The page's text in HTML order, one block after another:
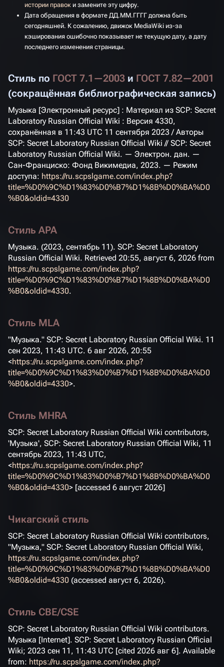
истории правок и замените эту цифру.
Дата обращения в формате ДД.ММ.ГГГГ должна быть
сегодняшней. К сожалению, движок MediaWiki из-за
кэширования ошибочно показывает не текущую дату, а дату
последнего изменения страницы.
Стиль по ГОСТ 7.1—2003 и ГОСТ 7.82—2001
(сокращённая библиографическая запись)
Музыка [Электронный ресурс] : Материал из SCP: Secret
Laboratory Russian Official Wiki : Версия 4330,
сохранённая в 11:43 UTC 11 сентября 2023 / Авторы
SCP: Secret Laboratory Russian Official Wiki // SCP: Secret
Laboratory Russian Official Wiki. — Электрон. дан. —
Сан-Франциско: Фонд Викимедиа, 2023. — Режим
доступа: https://ru.scpslgame.com/index.php?
title=%D0%9C%D1%83%D0%B7%D1%8B%D0%BA%D0
%B0&oldid=4330
Стиль APA
Музыка. (2023, сентябрь 11). SCP: Secret Laboratory
Russian Official Wiki. Retrieved 20:55, август 6, 2026 from
https://ru.scpslgame.com/index.php?
title=%D0%9C%D1%83%D0%B7%D1%8B%D0%BA%D0
%B0&oldid=4330.
Стиль MLA
"Музыка." SCP: Secret Laboratory Russian Official Wiki. 11
сен 2023, 11:43 UTC. 6 авг 2026, 20:55
<https://ru.scpslgame.com/index.php?
title=%D0%9C%D1%83%D0%B7%D1%8B%D0%BA%D0
%B0&oldid=4330>.
Стиль MHRA
SCP: Secret Laboratory Russian Official Wiki contributors,
'Музыка', SCP: Secret Laboratory Russian Official Wiki, 11
сентябрь 2023, 11:43 UTC,
<https://ru.scpslgame.com/index.php?
title=%D0%9C%D1%83%D0%B7%D1%8B%D0%BA%D0
%B0&oldid=4330> [accessed 6 август 2026]
Чикагский стиль
SCP: Secret Laboratory Russian Official Wiki contributors,
"Музыка," SCP: Secret Laboratory Russian Official Wiki,
https://ru.scpslgame.com/index.php?
title=%D0%9C%D1%83%D0%B7%D1%8B%D0%BA%D0
%B0&oldid=4330 (accessed август 6, 2026).
Стиль CBE/CSE
SCP: Secret Laboratory Russian Official Wiki contributors.
Музыка [Internet]. SCP: Secret Laboratory Russian Official
Wiki; 2023 сен 11, 11:43 UTC [cited 2026 авг 6]. Available
from: https://ru.scpslgame.com/index.php?